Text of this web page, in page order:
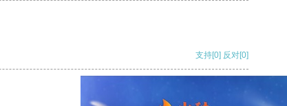
支持[0] 反对[0]